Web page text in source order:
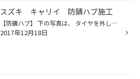
スズキ キャリイ 防錆ハブ施工
【防錆ハブ】 下の写真は、 タイヤを外した後の「ホイールの取付面」です。 ↓ 施工前 施工後 比較すると分かりやすいですよねー！ なかなかこういった部分を見ることって少ないと思います。←見たことある人の方が珍しいですが・・・笑 ただ・・・ 発生したサビを長い間放置しておくと、固着してしま...
2017年12月18日